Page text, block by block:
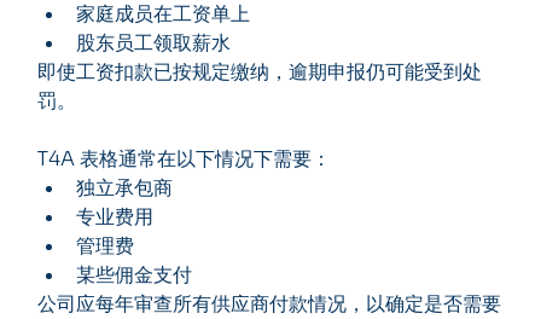
家庭成员在工资单上
股东员工领取薪水
即使工资扣款已按规定缴纳，逾期申报仍可能受到处
罚。
T4A 表格通常在以下情况下需要：
独立承包商
专业费用
管理费
某些佣金支付
公司应每年审查所有供应商付款情况，以确定是否需要